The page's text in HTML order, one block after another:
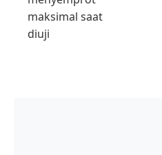
maksimal saat
diuji